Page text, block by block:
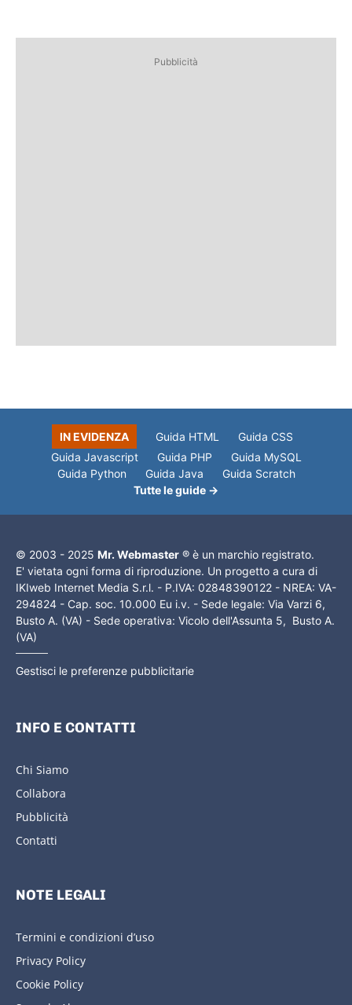
Pubblicità
IN EVIDENZA Guida HTML
Guida CSS
Guida Javascript
Guida PHP
Guida MySQL
Guida Python
Guida Java
Guida Scratch
Tutte le guide →
© 2003 - 2025 Mr. Webmaster ® è un marchio registrato.
E' vietata ogni forma di riproduzione. Un progetto a cura di
IKIweb Internet Media S.r.l. - P.IVA: 02848390122 - NREA: VA-
294824 - Cap. soc. 10.000 Eu i.v. - Sede legale: Via Varzi 6,
Busto A. (VA) - Sede operativa: Vicolo dell'Assunta 5, Busto A.
(VA)
Gestisci le preferenze pubblicitarie
INFO E CONTATTI
Chi Siamo
Collabora
Pubblicità
Contatti
NOTE LEGALI
Termini e condizioni d’uso
Privacy Policy
Cookie Policy